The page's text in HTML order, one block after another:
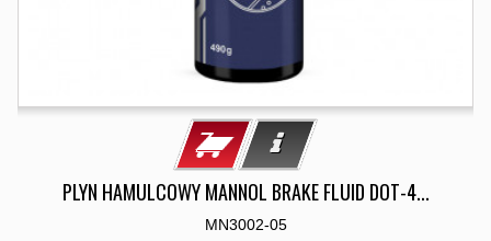
PLYN HAMULCOWY MANNOL BRAKE FLUID DOT-4...
MN3002-05